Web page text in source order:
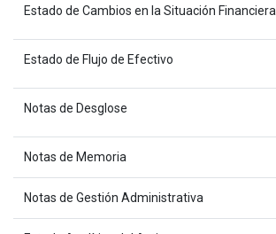
Estado de Cambios en la Situación Financiera
Estado de Flujo de Efectivo
Notas de Desglose
Notas de Memoria
Notas de Gestión Administrativa